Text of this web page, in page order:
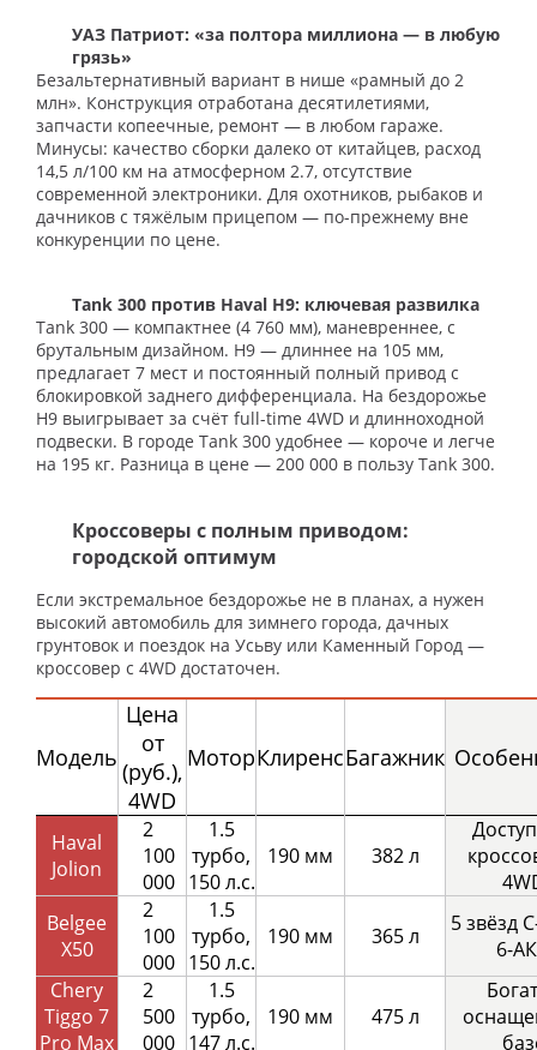
УАЗ Патриот: «за полтора миллиона — в любую
грязь»
Безальтернативный вариант в нише «рамный до 2
млн». Конструкция отработана десятилетиями,
запчасти копеечные, ремонт — в любом гараже.
Минусы: качество сборки далеко от китайцев, расход
14,5 л/100 км на атмосферном 2.7, отсутствие
современной электроники. Для охотников, рыбаков и
дачников с тяжёлым прицепом — по-прежнему вне
конкуренции по цене.
Tank 300 против Haval H9: ключевая развилка
Tank 300 — компактнее (4 760 мм), маневреннее, с
брутальным дизайном. H9 — длиннее на 105 мм,
предлагает 7 мест и постоянный полный привод с
блокировкой заднего дифференциала. На бездорожье
H9 выигрывает за счёт full-time 4WD и длинноходной
подвески. В городе Tank 300 удобнее — короче и легче
на 195 кг. Разница в цене — 200 000 в пользу Tank 300.
Кроссоверы с полным приводом:
городской оптимум
Если экстремальное бездорожье не в планах, а нужен
высокий автомобиль для зимнего города, дачных
грунтовок и поездок на Усьву или Каменный Город —
кроссовер с 4WD достаточен.
Модель
Цена
от
(руб.),
4WD
МоторКлиренсБагажник
Haval
Jolion
2
100
000
1.5
турбо,
150 л.с.
190 мм 382 л
Belgee
X50
2
100
000
1.5
турбо,
150 л.с.
190 мм 365 л
5 звёзд
6-
Chery
Tiggo 7
Pro Max
2
500
000
1.5
турбо,
147 л.с.
190 мм 475 л